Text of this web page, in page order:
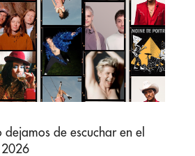
dejamos de escuchar en el
2026